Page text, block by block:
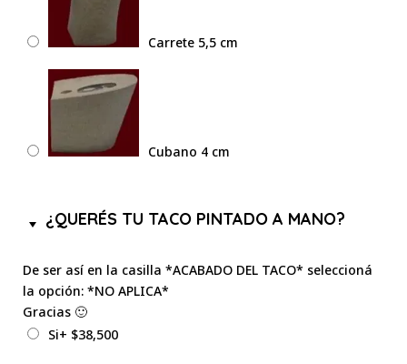
Carrete 5,5 cm
Cubano 4 cm
¿QUERÉS TU TACO PINTADO A MANO?
De ser así en la casilla *ACABADO DEL TACO* seleccioná
la opción: *NO APLICA*
Gracias 🙂
Si+ $38,500